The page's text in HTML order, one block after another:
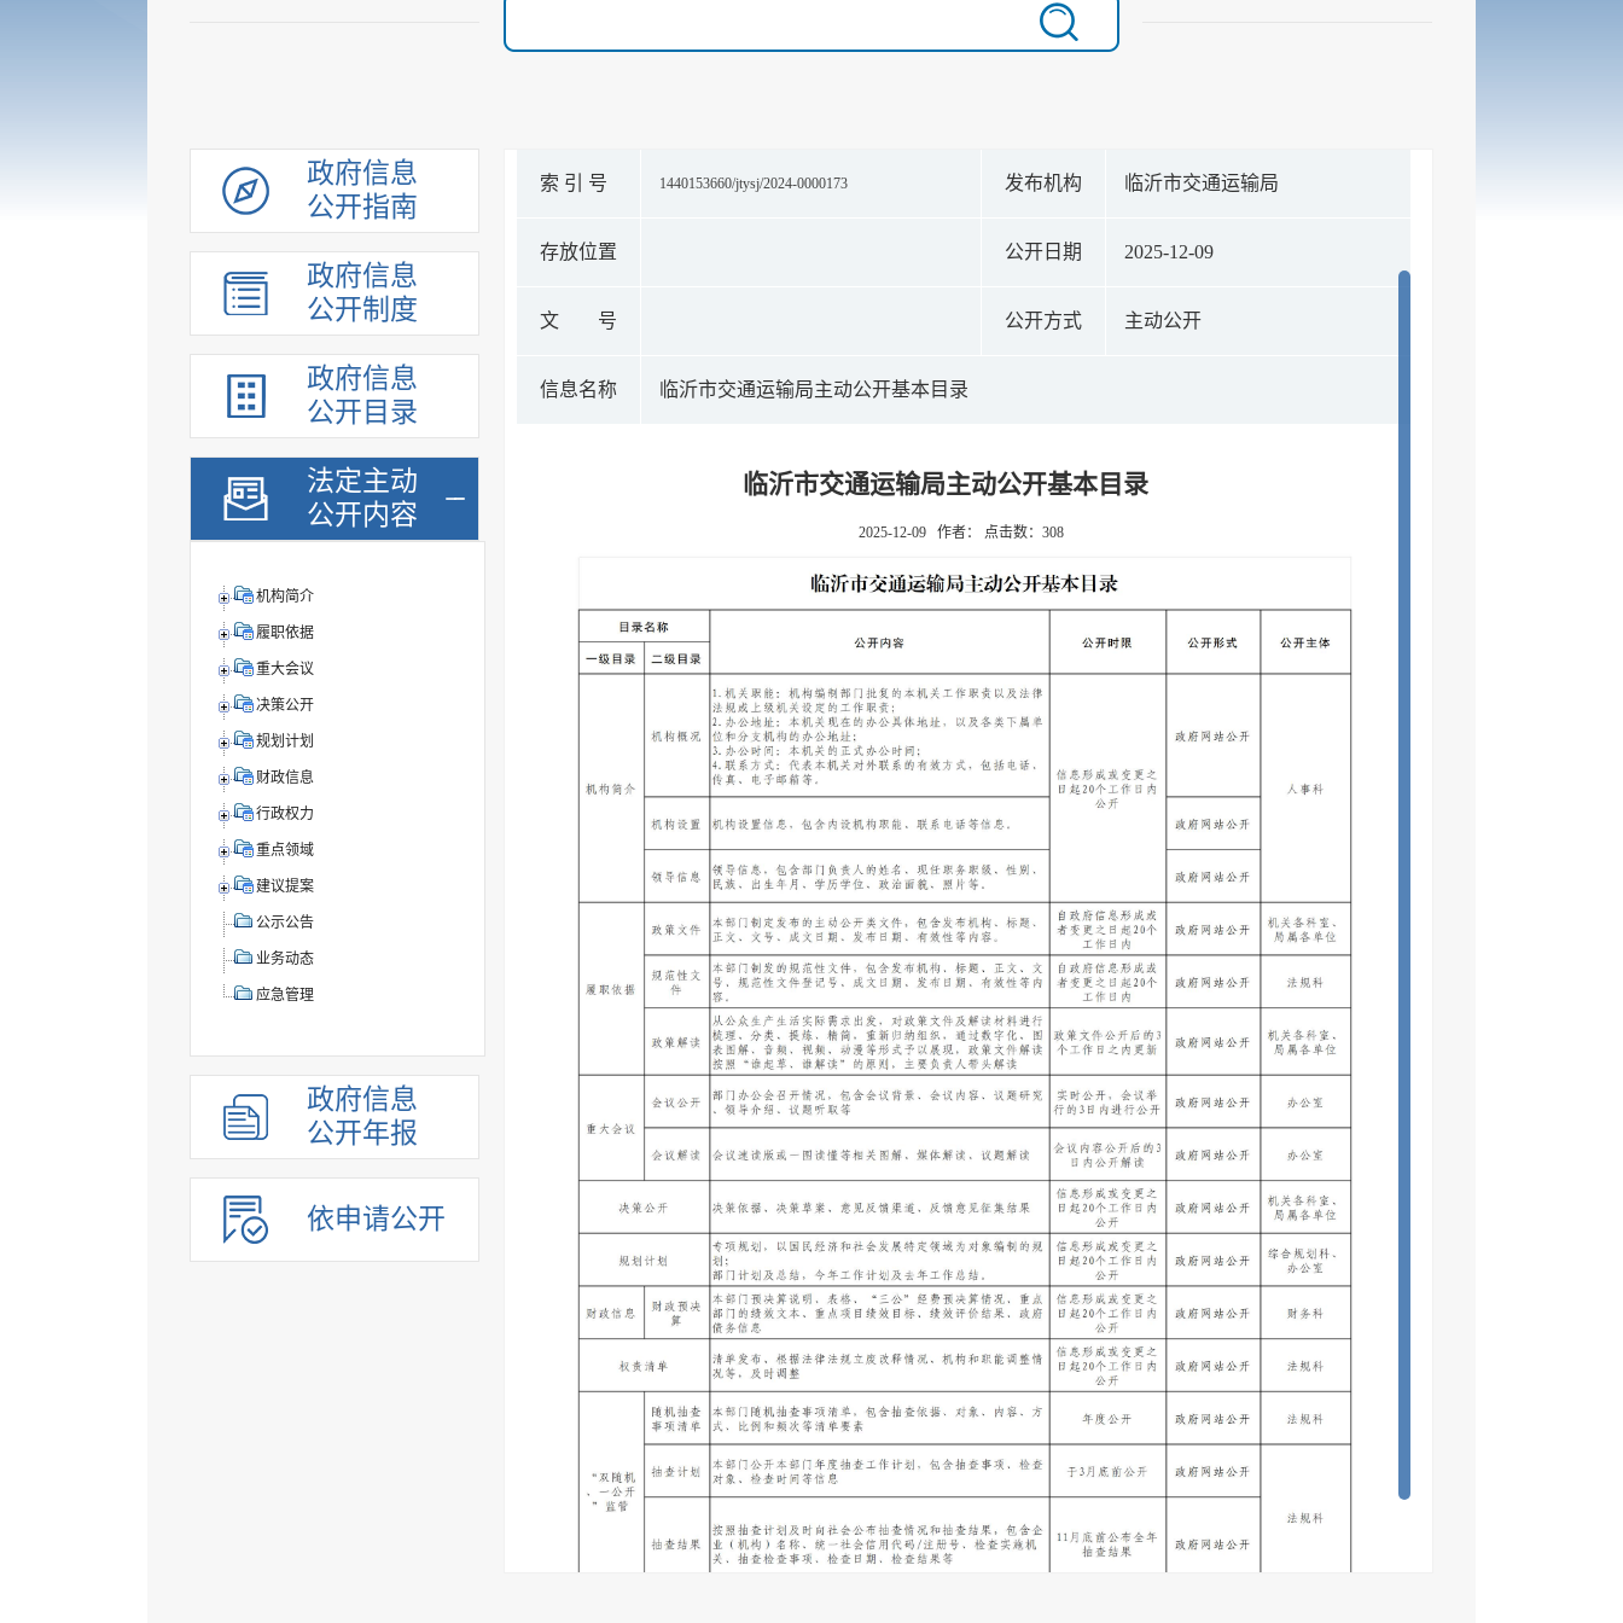
政府信息
公开指南
政府信息
公开制度
政府信息
公开目录
法定主动
公开内容
机构简介
履职依据
重大会议
决策公开
规划计划
财政信息
行政权力
重点领域
建议提案
公示公告
业务动态
应急管理
政府信息
公开年报
依申请公开
索 引 号 1440153660/jtysj/2024-0000173 发布机构 临沂市交通运输局
存放位置 公开日期 2025-12-09
文 号 公开方式 主动公开
信息名称 临沂市交通运输局主动公开基本目录
临沂市交通运输局主动公开基本目录
2025-12-09 作者： 点击数： 308